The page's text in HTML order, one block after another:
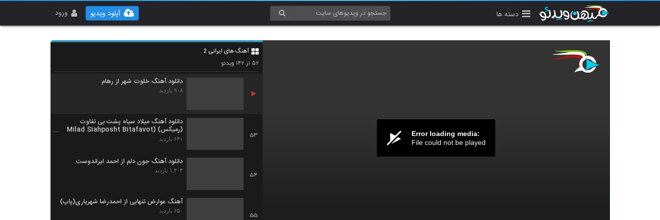
دسته ها ورود آپلود ویدیو
Error loading media:
File could not be played
آهنگ های ایرانی 2
۵۲ از ۱۴۲ ویدئو
51
آهنگ ایمان عبدالله خانی بنام بعد تو
دانلود آهنگ خلوت شهر از رهام
۹۰۸ بازدید
53
دانلود آهنگ میلاد سیاه پشت بی تفاوت
(رمیکس) (Milad Siahposht Bitafavot
Remix)
۶۴۱ بازدید
54
دانلود آهنگ جون دلم از احمد ایراندوست
۱,۴۰۴ بازدید
55
آهنگ عوارض تنهایی از احمدرضا شهریاری(پاپ)
۶۵۰ بازدید